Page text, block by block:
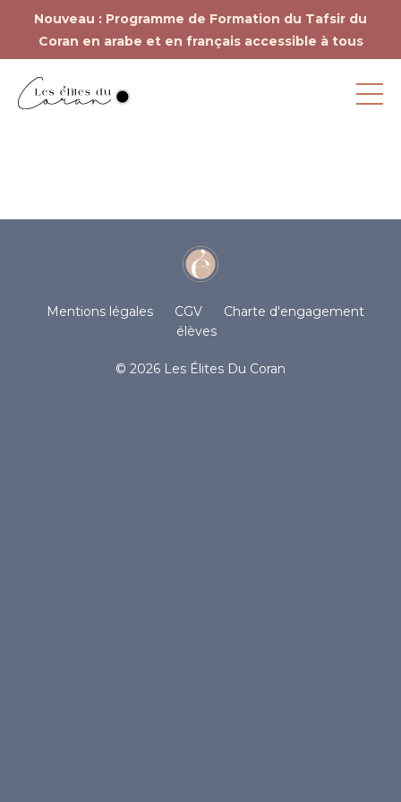
Nouveau : Programme de Formation du Tafsir du
Coran en arabe et en français accessible à tous
Mentions légales CGV
Charte d'engagement
élèves
© 2026 Les Élites Du Coran